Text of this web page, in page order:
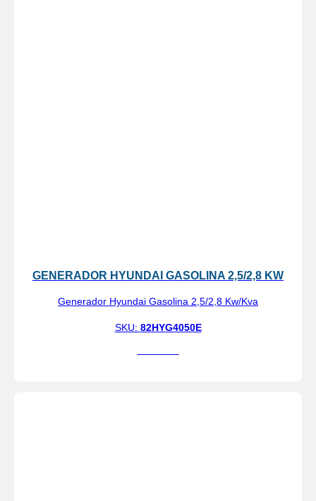
GENERADOR HYUNDAI GASOLINA 2,5/2,8 KW
Generador Hyundai Gasolina 2,5/2,8 Kw/Kva
SKU: 82HYG4050E